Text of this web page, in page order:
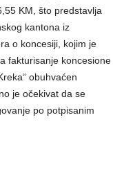
KM, što predstavlja
kantona iz
o koncesiji, kojim je
fakturisanje koncesione
obuhvaćen
je očekivat da se
po potpisanim